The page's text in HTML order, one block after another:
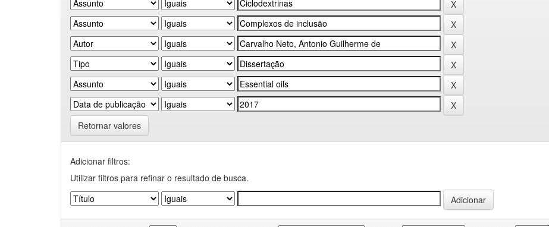
Retornar valores
Adicionar filtros:
Utilizar filtros para refinar o resultado de busca.